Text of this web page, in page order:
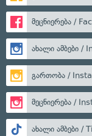
მეცნიერება /
ახალი ამბები /
გართობა /
მეცნიერება /
ახალი ამბები /